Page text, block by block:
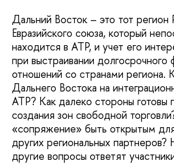
Дальний Восток – это тот регион
Евразийского союза, который
находится в АТР, и учет его
при выстраивании долгосрочного
отношений со странами региона.
Дальнего Востока на
АТР? Как далеко стороны готовы
создания зон свободной
«сопряжение» быть открытым
других региональных партнеров?
другие вопросы ответят